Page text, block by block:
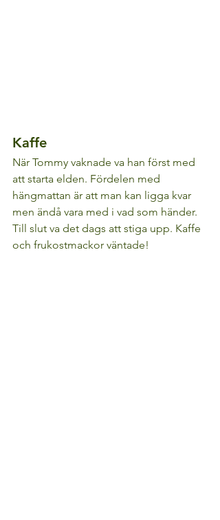
Kaffe
När Tommy vaknade va han först med
att starta elden. Fördelen med
hängmattan är att man kan ligga kvar
men ändå vara med i vad som händer.
Till slut va det dags att stiga upp. Kaffe
och frukostmackor väntade!